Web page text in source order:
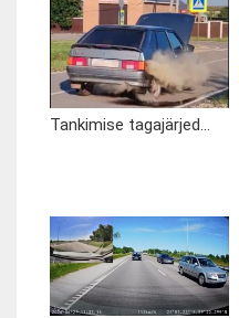
Tankimise tagajärjed...